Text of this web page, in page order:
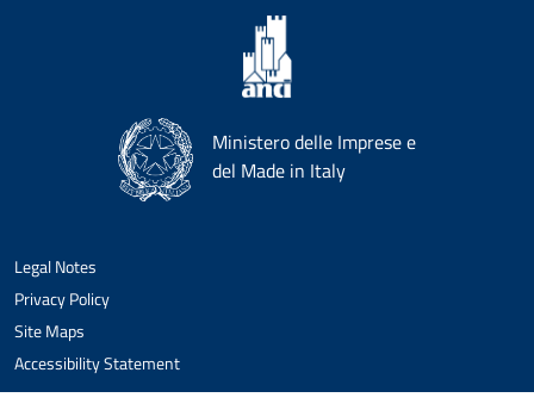
Ministero delle Imprese e
del Made in Italy
Legal Notes
Privacy Policy
Site Maps
Accessibility Statement